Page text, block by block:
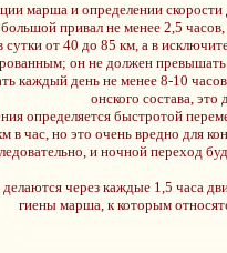
марша и определении
большой привал не менее 2,5
сутки от 40 до 85 км, а в
он не должен
каждый день не менее 8-10
онского состава,
определяется быстротой
в час, но это очень вредно для
и ночной переход
через каждые 1,5 часа
гиены марша, к которым